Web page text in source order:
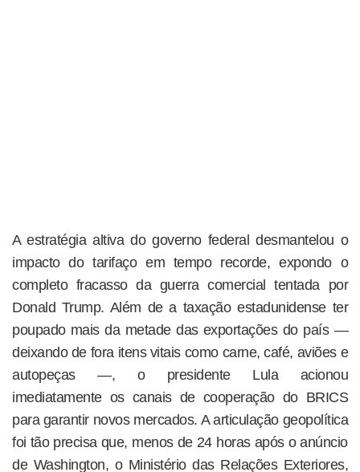
A estratégia altiva do governo federal desmantelou o
impacto do tarifaço em tempo recorde, expondo o
completo fracasso da guerra comercial tentada por
Donald Trump. Além de a taxação estadunidense ter
poupado mais da metade das exportações do país —
deixando de fora itens vitais como carne, café, aviões e
autopeças —, o presidente Lula acionou
imediatamente os canais de cooperação do BRICS
para garantir novos mercados. A articulação geopolítica
foi tão precisa que, menos de 24 horas após o anúncio
de Washington, o Ministério das Relações Exteriores,